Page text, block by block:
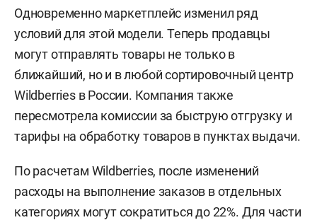
Одновременно маркетплейс изменил ряд
условий для этой модели. Теперь продавцы
могут отправлять товары не только в
ближайший, но и в любой сортировочный центр
Wildberries в России. Компания также
пересмотрела комиссии за быструю отгрузку и
тарифы на обработку товаров в пунктах выдачи.
По расчетам Wildberries, после изменений
расходы на выполнение заказов в отдельных
категориях могут сократиться до 22%. Для части